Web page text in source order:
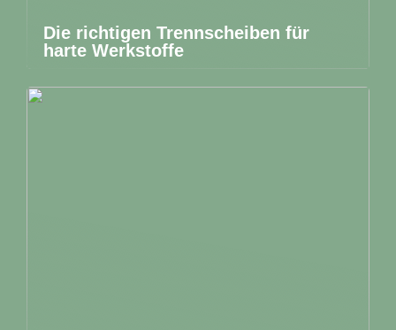
Die richtigen Trennscheiben für
harte Werkstoffe